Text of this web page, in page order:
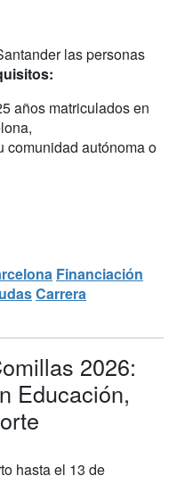
las personas
años matriculados en
comunidad autónoma o
Financiación
Carrera
2026:
Educación,
hasta el 13 de